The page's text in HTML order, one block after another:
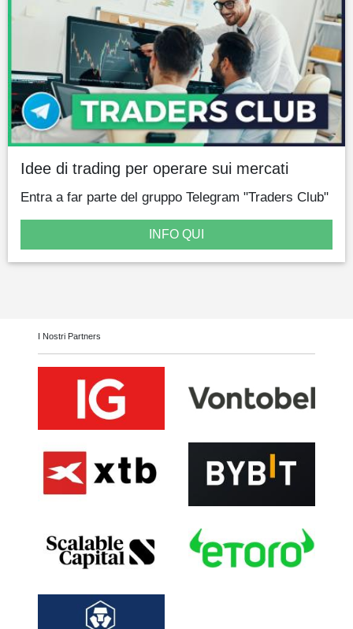
Idee di trading per operare sui mercati
Entra a far parte del gruppo Telegram "Traders Club"
INFO QUI
I Nostri Partners